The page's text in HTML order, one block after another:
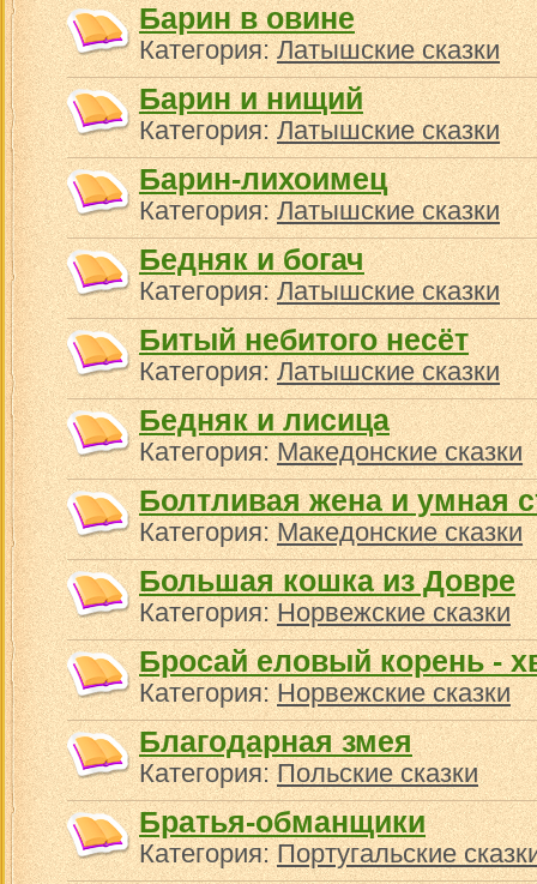
Барин в овине
Категория:Латышские сказки
Барин и нищий
Категория:Латышские сказки
Барин-лихоимец
Категория:Латышские сказки
Бедняк и богач
Категория:Латышские сказки
Битый небитого несёт
Категория:Латышские сказки
Бедняк и лисица
Категория:Македонские сказки
Болтливая жена и умная
Категория:Македонские сказки
Большая кошка из Довре
Категория:Норвежские сказки
Бросай еловый корень -
Категория:Норвежские сказки
Благодарная змея
Категория:Польские сказки
Братья-обманщики
Категория:Португальские